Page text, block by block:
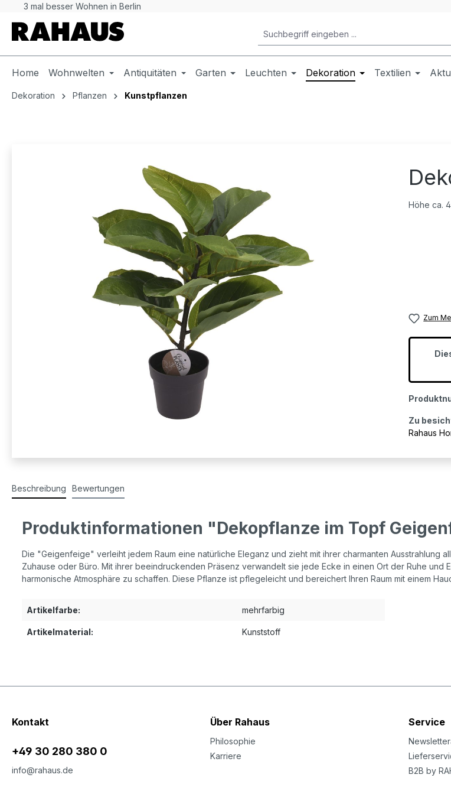
Hauptinhalt springen
Zur Suche springen
Zur Hauptnavigation springen
3 mal besser Wohnen in Berlin
Home Wohnwelten Antiquitäten Garten Leuchten Dekoration Textilien
Dekoration Pflanzen Kunstpflanzen
Höhe ca.
Zum
Zu
Rahaus
Beschreibung Bewertungen
Produktinformationen "Dekopflanze im Topf
Die "Geigenfeige" verleiht jedem Raum eine natürliche Eleganz und zieht mit ihrer charmanten Ausstrahlung
Zuhause oder Büro. Mit ihrer beeindruckenden Präsenz verwandelt sie jede Ecke in einen Ort der Ruhe
harmonische Atmosphäre zu schaffen. Diese Pflanze ist pflegeleicht und bereichert Ihren Raum mit einem
Artikelfarbe: mehrfarbig
Artikelmaterial: Kunststoff
Kontakt
+49 30 280 380 0
info@rahaus.de
Über Rahaus
Philosophie
Karriere
Service
B2B by